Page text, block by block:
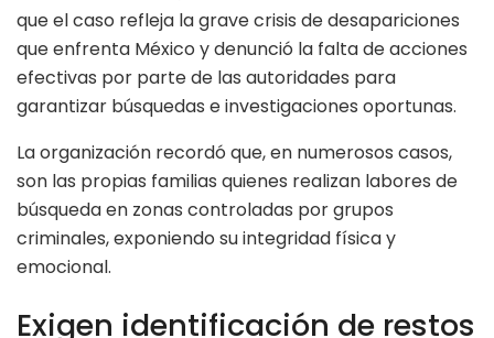
que el caso refleja la grave crisis de desapariciones
que enfrenta México y denunció la falta de acciones
efectivas por parte de las autoridades para
garantizar búsquedas e investigaciones oportunas.
La organización recordó que, en numerosos casos,
son las propias familias quienes realizan labores de
búsqueda en zonas controladas por grupos
criminales, exponiendo su integridad física y
emocional.
Exigen identificación de restos